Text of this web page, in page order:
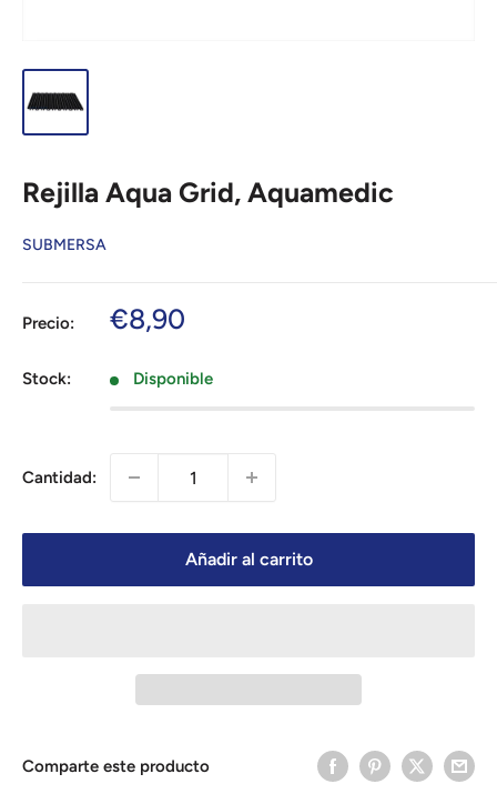
Rejilla Aqua Grid, Aquamedic
SUBMERSA
Precio:
Precio
venta
€8,90
Stock: Disponible
Cantidad:
Añadir al carrito
Comparte este producto